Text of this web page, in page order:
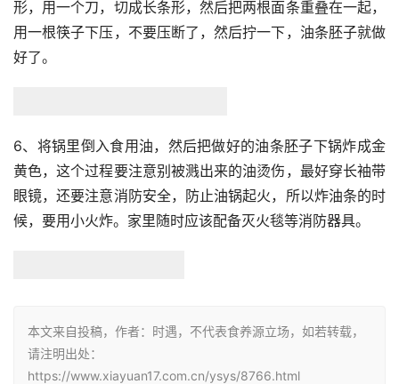
形，用一个刀，切成长条形，然后把两根面条重叠在一起，
用一根筷子下压，不要压断了，然后拧一下，油条胚子就做
好了。
6、将锅里倒入食用油，然后把做好的油条胚子下锅炸成金
黄色，这个过程要注意别被溅出来的油烫伤，最好穿长袖带
眼镜，还要注意消防安全，防止油锅起火，所以炸油条的时
候，要用小火炸。家里随时应该配备灭火毯等消防器具。
本文来自投稿，作者：时遇，不代表食养源立场，如若转载，
请注明出处：
https://www.xiayuan17.com.cn/ysys/8766.html